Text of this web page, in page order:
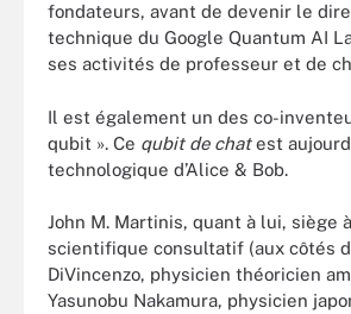
fondateurs, avant de devenir le
technique du Google Quantum AI
ses activités de professeur et de
Il est également un des co-
qubit ». Ce qubit de chatest
technologique d’Alice & Bob.
John M. Martinis, quant à lui, siège
scientifique consultatif (aux côtés
DiVincenzo, physicien théoricien
Yasunobu Nakamura, physicien